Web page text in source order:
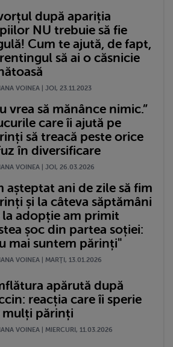
după apariția
NU trebuie să fie
Cum te ajută, de fapt,
să ai o căsnicie
VOINEA | JOI, 23.11.2023
vrea să mănânce nimic.”
care îi ajută pe
să treacă peste orice
în diversificare
VOINEA | JOI, 26.03.2026
așteptat ani de zile să fim
și la câteva săptămâni
la adopție am primit
șoc din partea soției:
mai suntem părinți"
VOINEA | MARŢI, 13.01.2026
apărută după
reacția care îi sperie
mulți părinți
VOINEA | MIERCURI, 11.03.2026